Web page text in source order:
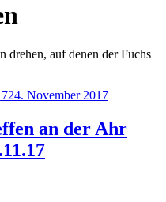
drehen, auf denen der Fuchs
24. November 2017
an der Ahr